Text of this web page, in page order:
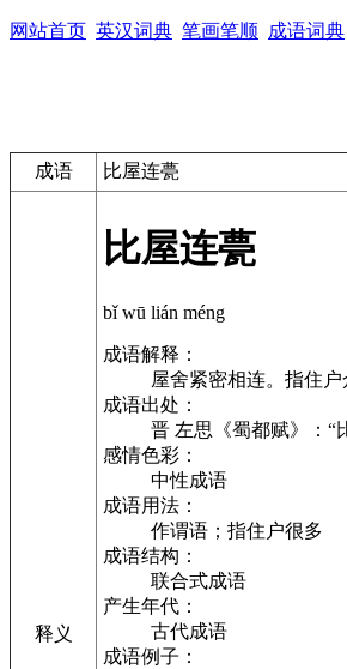
网站首页 英汉词典 笔画笔顺 成语词典
成语 比屋连甍
释义
比屋连甍
bǐ wū lián méng
成语解释：
屋舍紧密相连。指住户
成语出处：
晋 左思《蜀都赋》：“
感情色彩：
中性成语
成语用法：
作谓语；指住户很多
成语结构：
联合式成语
产生年代：
古代成语
成语例子：